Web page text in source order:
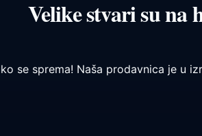
Velike stvari su na
se sprema! Naša prodavnica je u